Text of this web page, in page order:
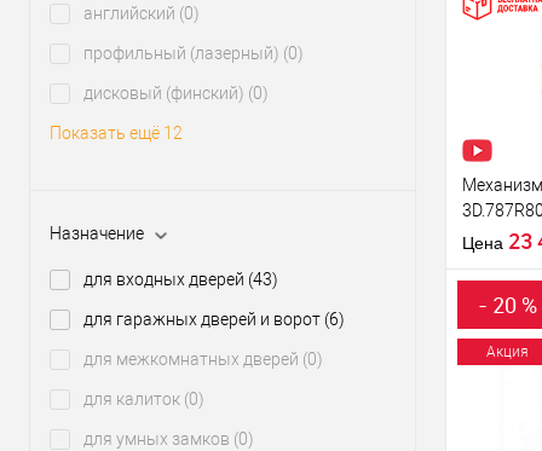
английский (0)
профильный (лазерный) (0)
дисковый (финский) (0)
Показать ещё 12
Назначение
для входных дверей (43)
для гаражных дверей и ворот (6)
для межкомнатных дверей (0)
для калиток (0)
для умных замков (0)
В
Тип товара
Страна
правый
Цена 23
- 20 %
Акция